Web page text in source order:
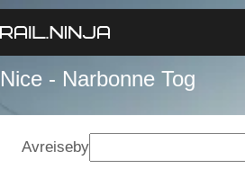
Nice - Narbonne Tog
Avreiseby